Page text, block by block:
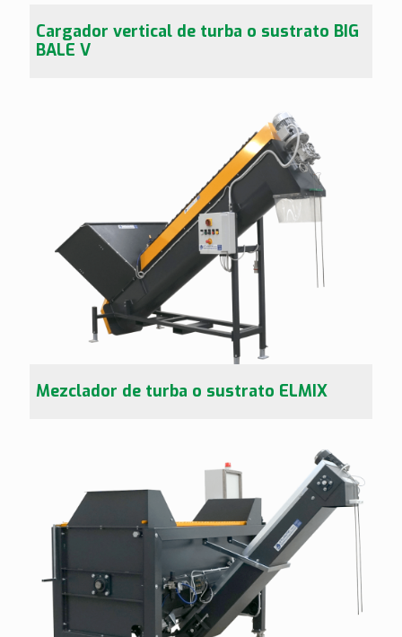
Cargador vertical de turba o sustrato BIG
BALE V
Mezclador de turba o sustrato ELMIX